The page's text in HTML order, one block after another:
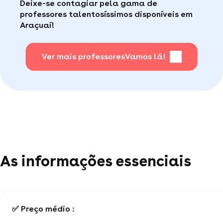
Faça sua busca, com apena um clique, é muito
consumidor de qualidade disponível para te ajudar
(por telefone e e-mail, 5J/7).
Para saber + acesse nossa página de perguntas
mais frequentes.
Deixe-se contagiar pela gama de
professores talentosíssimos disponíveis em
Araçuaí!
Ver mais professoresVamos lá!
As informações essenciais
✅ Preço médio :